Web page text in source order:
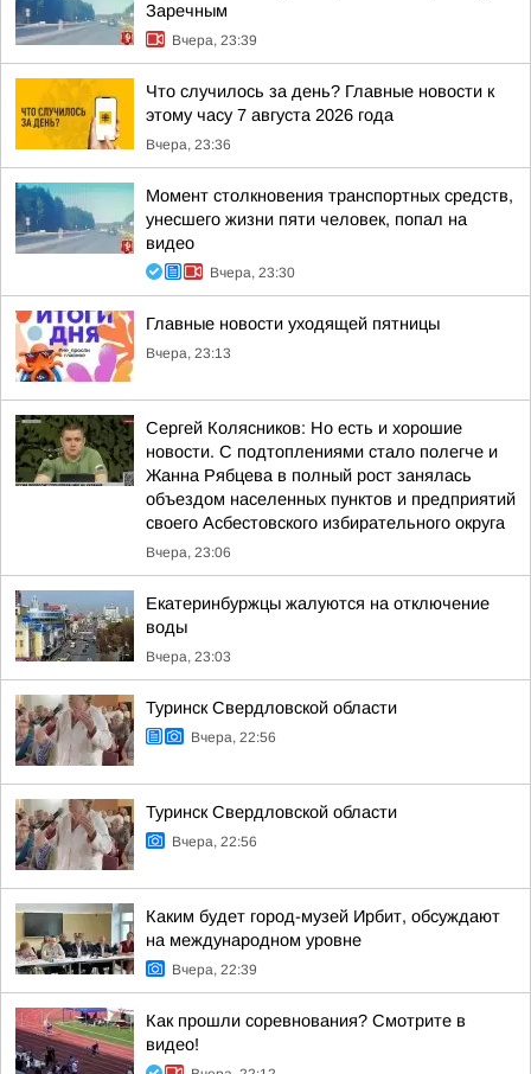
Заречным
Вчера, 23:39
Что случилось за день? Главные новости к
этому часу 7 августа 2026 года
Вчера, 23:36
Момент столкновения транспортных средств,
унесшего жизни пяти человек, попал на
видео
Вчера, 23:30
Главные новости уходящей пятницы
Вчера, 23:13
Сергей Колясников: Но есть и хорошие
новости. С подтоплениями стало полегче и
Жанна Рябцева в полный рост занялась
объездом населенных пунктов и предприятий
своего Асбестовского избирательного округа
Вчера, 23:06
Екатеринбуржцы жалуются на отключение
воды
Вчера, 23:03
Туринск Свердловской области
Вчера, 22:56
Туринск Свердловской области
Вчера, 22:56
Каким будет город-музей Ирбит, обсуждают
на международном уровне
Вчера, 22:39
Как прошли соревнования? Смотрите в
видео!